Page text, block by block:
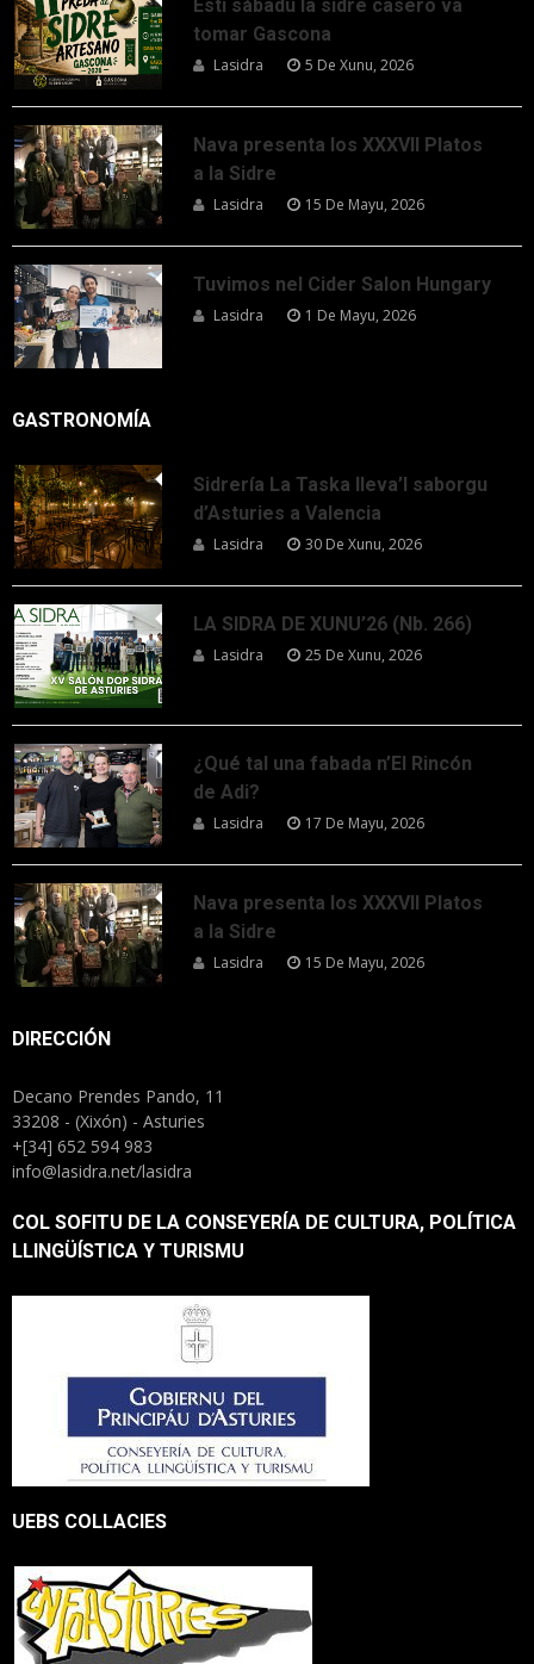
Esti sábadu la sidre casero va
tomar Gascona
Lasidra 5 De Xunu, 2026
Nava presenta los XXXVII Platos
a la Sidre
Lasidra 15 De Mayu, 2026
Tuvimos nel Cider Salon Hungary
Lasidra 1 De Mayu, 2026
GASTRONOMÍA
Sidrería La Taska lleva’l saborgu
d’Asturies a Valencia
Lasidra 30 De Xunu, 2026
LA SIDRA DE XUNU’26 (Nb. 266)
Lasidra 25 De Xunu, 2026
¿Qué tal una fabada n’El Rincón
de Adi?
Lasidra 17 De Mayu, 2026
Nava presenta los XXXVII Platos
a la Sidre
Lasidra 15 De Mayu, 2026
DIRECCIÓN
Decano Prendes Pando, 11
33208 - (Xixón) - Asturies
+[34] 652 594 983
info@lasidra.net/lasidra
COL SOFITU DE LA CONSEYERÍA DE CULTURA, POLÍTICA
LLINGÜÍSTICA Y TURISMU
UEBS COLLACIES